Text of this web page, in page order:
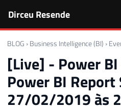
Dirceu Resende
BLOG › Business Intelligence (BI) ›
[Live] - Power
Power BI Report
27/02/2019 às